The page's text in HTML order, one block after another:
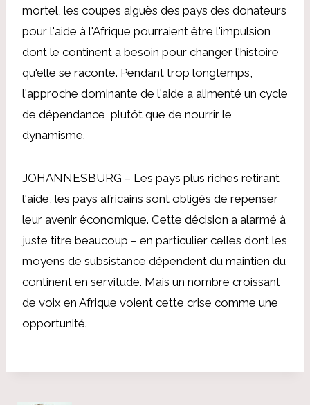
mortel, les coupes aiguës des pays des donateurs
pour l'aide à l'Afrique pourraient être l'impulsion
dont le continent a besoin pour changer l'histoire
qu'elle se raconte. Pendant trop longtemps,
l'approche dominante de l'aide a alimenté un cycle
de dépendance, plutôt que de nourrir le
dynamisme.
JOHANNESBURG – Les pays plus riches retirant
l'aide, les pays africains sont obligés de repenser
leur avenir économique. Cette décision a alarmé à
juste titre beaucoup – en particulier celles dont les
moyens de subsistance dépendent du maintien du
continent en servitude. Mais un nombre croissant
de voix en Afrique voient cette crise comme une
opportunité.